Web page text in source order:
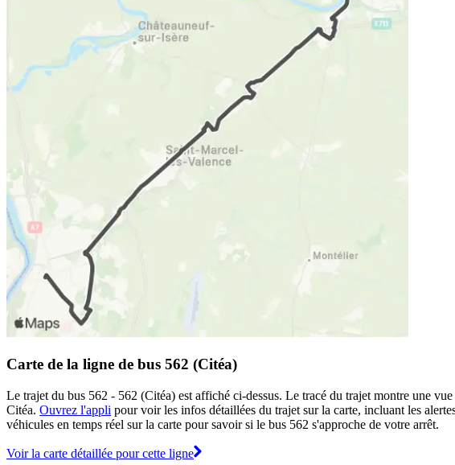
Carte de la ligne de bus 562 (Citéa)
Le trajet du bus 562 - 562 (Citéa) est affiché ci-dessus. Le tracé du trajet montre une
Citéa. Ouvrez l'appli pour voir les infos détaillées du trajet sur la carte, incluant les
véhicules en temps réel sur la carte pour savoir si le bus 562 s'approche de votre arrêt.
Voir la carte détaillée pour cette ligne